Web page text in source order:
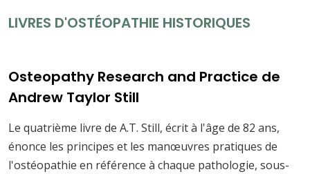
LIVRES D'OSTÉOPATHIE HISTORIQUES
Osteopathy Research and Practice de
Andrew Taylor Still
Le quatrième livre de A.T. Still, écrit à l'âge de 82 ans,
énonce les principes et les manœuvres pratiques de
l'ostéopathie en référence à chaque pathologie, sous-